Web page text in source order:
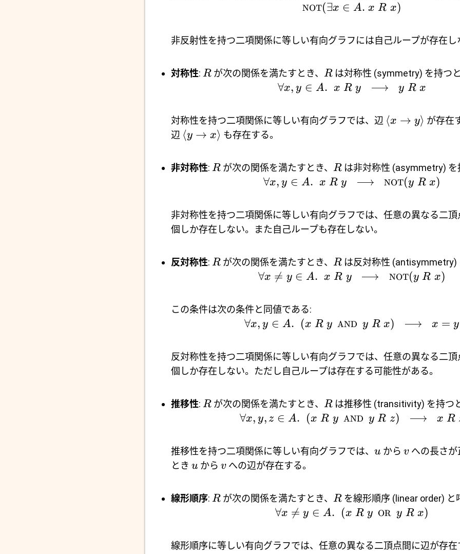
NOT(∃x ∈ A. x R x)
非反射性を持つ二項関係に等しい有向グラフには自己ループが存在し
対称性: Rが次の関係を満たすとき、 Rは対称性 (symmetry) を持つ
∀x, y ∈ A. x R y ⟶ y R x
対称性を持つ二項関係に等しい有向グラフでは、辺 ⟨x → y⟩ が存在
辺 ⟨y → x⟩ も存在する。
非対称性: Rが次の関係を満たすとき、 Rは非対称性 (asymmetry) を
∀x, y ∈ A. x R y ⟶ NOT(y R x)
非対称性を持つ二項関係に等しい有向グラフでは、任意の異なる二
個しか存在しない。また自己ループも存在しない。
反対称性: Rが次の関係を満たすとき、 Rは反対称性 (antisymmetry)
∀x 
= y ∈ A. x R y ⟶ NOT(y R x)
この条件は次の条件と同値である:
∀x, y ∈ A. (x R y AND y R x) ⟶ x = y
反対称性を持つ二項関係に等しい有向グラフでは、任意の異なる二
個しか存在しない。ただし自己ループは存在する可能性がある。
推移性: Rが次の関係を満たすとき、 Rは推移性 (transitivity) を持つ
∀x, y, z ∈ A. (x R y AND y R z) ⟶ x R
推移性を持つ二項関係に等しい有向グラフでは、 u から v への長さ
とき u から v への辺が存在する。
線形順序: Rが次の関係を満たすとき、 Rを線形順序 (linear order) と
∀x 
= y ∈ A. (x R y OR y R x)
線形順序に等しい有向グラフでは、任意の異なる二頂点間に辺が存在